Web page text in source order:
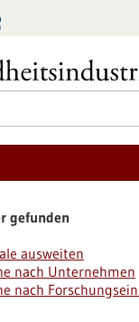
gefunden
ausweiten
nach Unternehmen
nach